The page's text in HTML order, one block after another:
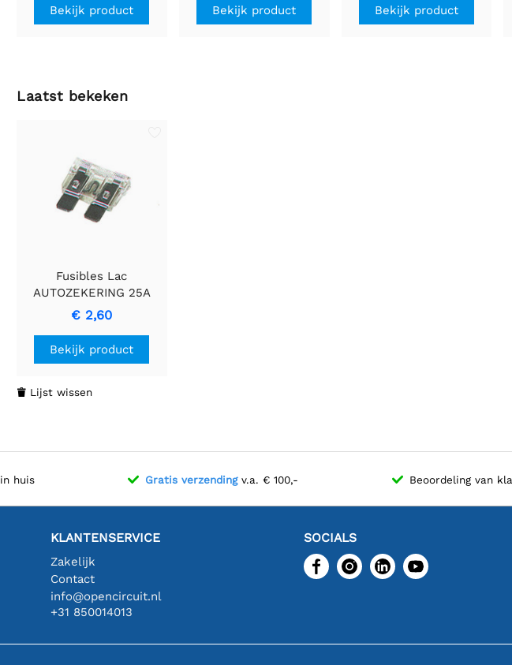
Bekijk product
beveiliging
Bekijk product
bescherming voor
voertuigelektronica
Bekijk product
Laatst bekeken
Fusibles Lac
AUTOZEKERING 25A
(TRANSPARANT) -
Betrouwbare
bescherming voor
voertuigelektronica
€ 2,60
Bekijk product
 Lijst wissen
in huis Gratis verzendingv.a. € 100,- Beoordeling van
KLANTENSERVICE
Zakelijk
Contact
info@opencircuit.nl
+31 850014013
SOCIALS